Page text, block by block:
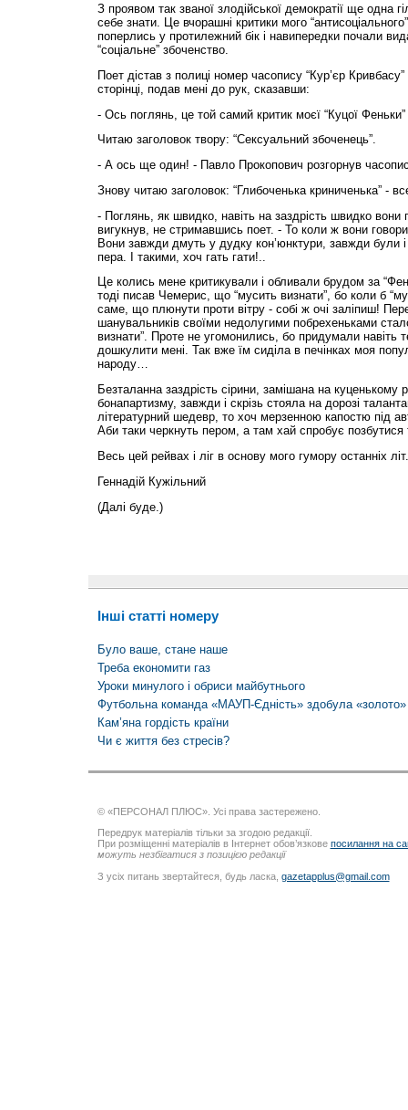
З проявом так званої злодійської демократії ще одна
себе знати. Це вчорашні критики мого
поперлись у протилежний бік і навипередки почали
“соціальне” збоченство.
Поет дістав з полиці номер часопису “Кур’єр Кривбасу”
сторінці, подав мені до рук, сказавши:
- Ось поглянь, це той самий критик моєї “Куцої
Читаю заголовок твору: “Сексуальний збоченець”.
- А ось ще один! - Павло Прокопович розгорнув
Знову читаю заголовок: “Глибоченька криниченька” -
- Поглянь, як швидко, навіть на заздрість швидко вони
вигукнув, не стримавшись поет. - То коли ж вони
Вони завжди дмуть у дудку кон’юнктури, завжди були
пера. І такими, хоч гать гати!..
Це колись мене критикували і обливали брудом за
тоді писав Чемерис, що “мусить визнати”, бо коли б
саме, що плюнути проти вітру - собі ж очі заліпиш!
шанувальників своїми недолугими побрехеньками
визнати”. Проте не угомонились, бо придумали навіть
дошкулити мені. Так вже їм сиділа в печінках моя
народу…
Безталанна заздрість сірини, замішана на куценькому
бонапартизму, завжди і скрізь стояла на дорозі
літературний шедевр, то хоч мерзенною капостю під
Аби таки черкнуть пером, а там хай спробує
Весь цей рейвах і ліг в основу мого гумору останніх літ.
Геннадій Кужільний
(Далі буде.)
Інші статті номеру
Було ваше, стане наше
Треба економити газ
Уроки минулого і обриси майбутнього
Футбольна команда «МАУП-Єдність» здобула «золото»
Кам’яна гордість країни
Чи є життя без стресів?
© «ПЕРСОНАЛ ПЛЮС». Усі права застережено.
Передрук матеріалів тільки за згодою редакції.
При розміщенні матеріалів в Інтернет обов’язкове посилання на
можуть незбігатися з позицією редакції
З усіх питань звертайтеся, будь ласка, gazetapplus@gmail.com